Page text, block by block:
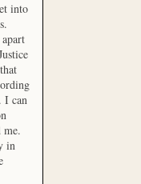
into
I can
me.
in